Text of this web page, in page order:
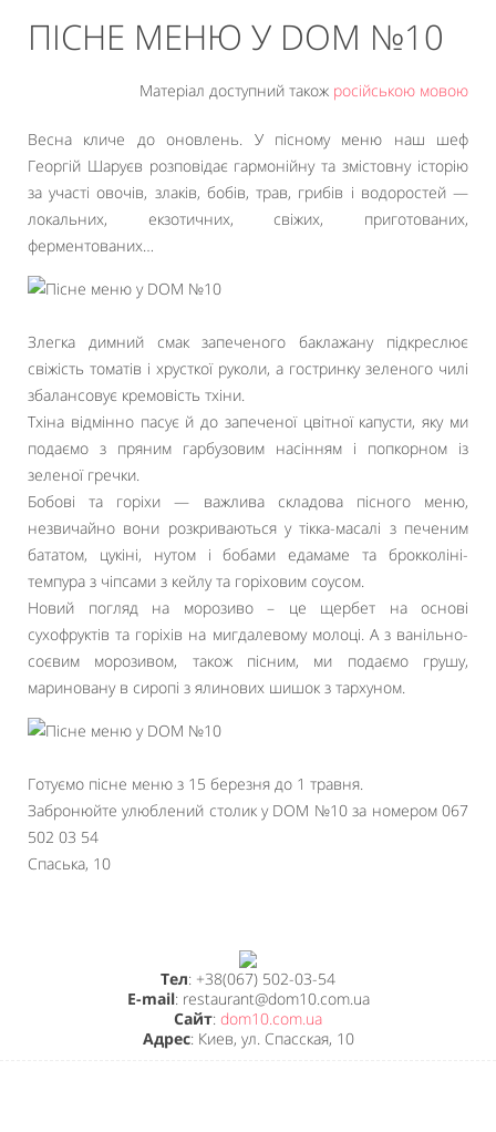
ПІСНЕ МЕНЮ У DOM №10
Матеріал доступний також російською мовою
Весна кличе до оновлень. У пісному меню наш шеф
Георгій Шаруєв розповідає гармонійну та змістовну історію
за участі овочів, злаків, бобів, трав, грибів і водоростей —
локальних, екзотичних, свіжих, приготованих,
ферментованих…
Злегка димний смак запеченого баклажану підкреслює
свіжість томатів і хрусткої руколи, а гостринку зеленого чилі
збалансовує кремовість тхіни.
Тхіна відмінно пасує й до запеченої цвітної капусти, яку ми
подаємо з пряним гарбузовим насінням і попкорном із
зеленої гречки.
Бобові та горіхи — важлива складова пісного меню,
незвичайно вони розкриваються у тікка-масалі з печеним
бататом, цукіні, нутом і бобами едамаме та брокколіні-
темпура з чіпсами з кейлу та горіховим соусом.
Новий погляд на морозиво – це щербет на основі
сухофруктів та горіхів на мигдалевому молоці. А з ванільно-
соєвим морозивом, також пісним, ми подаємо грушу,
мариновану в сиропі з ялинових шишок з тархуном.
Готуємо пісне меню з 15 березня до 1 травня.
Забронюйте улюблений столик у DOM №10 за номером 067
502 03 54
Спаська, 10
Тел: +38(067) 502-03-54
E-mail: restaurant@dom10.com.ua
Сайт: dom10.com.ua
Адрес: Киев, ул. Спасская, 10